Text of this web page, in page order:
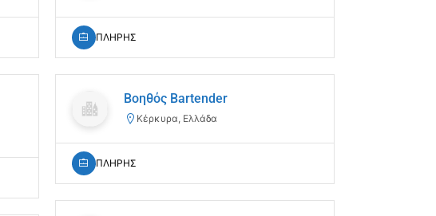
ΠΛΗΡΗΣ
Βοηθός Bartender
Κέρκυρα, Ελλάδα
ΠΛΗΡΗΣ